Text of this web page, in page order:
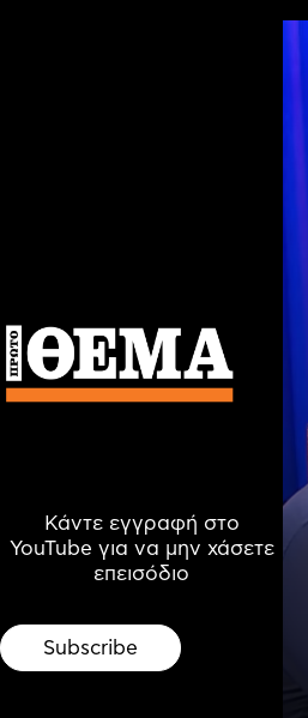
Κάντε εγγραφή στο
YouTube για να μην χάσετε
επεισόδιο
Subscribe